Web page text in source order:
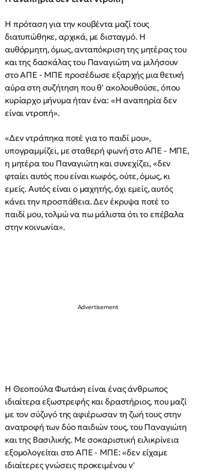
Η πρόταση για την κουβέντα μαζί τους
διατυπώθηκε, αρχικά, με δισταγμό. Η
αυθόρμητη, όμως, ανταπόκριση της μητέρας του
και της δασκάλας του Παναγιώτη να μιλήσουν
στο ΑΠΕ - ΜΠΕ προσέδωσε εξαρχής μια θετική
αύρα στη συζήτηση που θ' ακολουθούσε, όπου
κυρίαρχο μήνυμα ήταν ένα: «Η αναπηρία δεν
είναι ντροπή».
«Δεν ντράπηκα ποτέ για το παιδί μου»,
υπογραμμίζει, με σταθερή φωνή στο ΑΠΕ - ΜΠΕ,
η μητέρα του Παναγιώτη και συνεχίζει, «δεν
φταίει αυτός που είναι κωφός, ούτε, όμως, κι
εμείς. Αυτός είναι ο μαχητής, όχι εμείς, αυτός
κάνει την προσπάθεια. Δεν έκρυψα ποτέ το
παιδί μου, τολμώ να πω μάλιστα ότι το επέβαλα
στην κοινωνία».
Η Θεοπούλα Φωτάκη είναι ένας άνθρωπος
ιδιαίτερα εξωστρεφής και δραστήριος, που μαζί
με τον σύζυγό της αφιέρωσαν τη ζωή τους στην
ανατροφή των δύο παιδιών τους, του Παναγιώτη
και της Βασιλικής. Με σοκαριστική ειλικρίνεια
εξομολογείται στο ΑΠΕ - ΜΠΕ: «δεν είχαμε
ιδιαίτερες γνώσεις προκειμένου ν'